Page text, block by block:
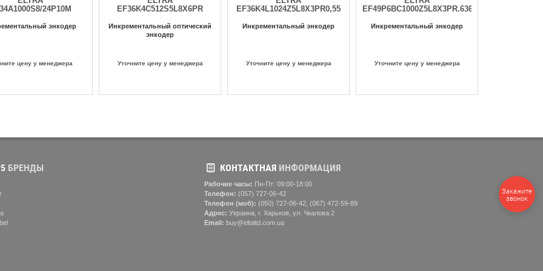
24P10M
энкодер
цену у менеджера
EF36K4C512S5L8X6PR
Инкрементальный оптический
энкодер
Уточните цену у менеджера
EF36K4L1024Z5L8X3PR0,55
Инкрементальный энкодер
Уточните цену у менеджера
EF49P6BC1000Z5L8X3PR.636
Инкрементальный энкодер
Уточните цену у менеджера
БРЕНДЫ КОНТАКТНАЯИНФОРМАЦИЯ
Рабочие часы: Пн-Пт: 09:00-18:00
Телефон: (057) ‎727-06-42
Телефон (моб): (050) 727-06-42, (067) 472-59-89
Адрес: Украина, г. Харьков, ул. Чкалова 2
Email: buy@eltaltd.com.ua
Закажите